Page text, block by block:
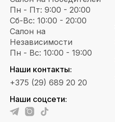
Пн - Пт: 9:00 - 20:00
Сб-Вс: 10:00 - 20:00
Салон на
Независимости
Пн - Вс: 10:00 - 19:00
Наши контакты:
+375 (29) 689 20 20
Наши соцсети: